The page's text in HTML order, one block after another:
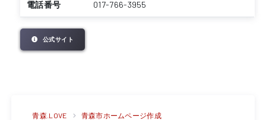
電話番号 017-766-3955
公式サイト
青森.LOVE
青森市ホームページ作成